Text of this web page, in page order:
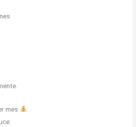
mes